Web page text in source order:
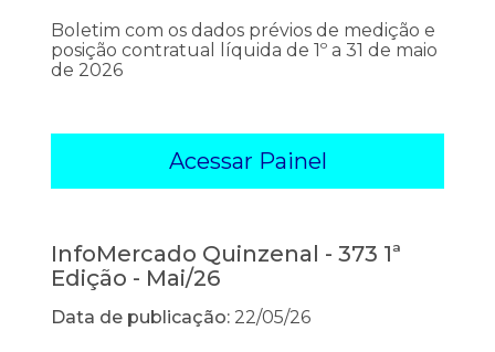
Boletim com os dados prévios de medição e
posição contratual líquida de 1º a 31 de maio
de 2026
Acessar Painel
InfoMercado Quinzenal - 373 1ª
Edição - Mai/26
Data de publicação: 22/05/26